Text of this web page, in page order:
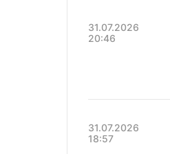
31.07.2026
20:46
31.07.2026
18:57